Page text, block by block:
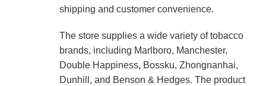
shipping and customer convenience.
The store supplies a wide variety of tobacco
brands, including Marlboro, Manchester,
Double Happiness, Bossku, Zhongnanhai,
Dunhill, and Benson & Hedges. The product